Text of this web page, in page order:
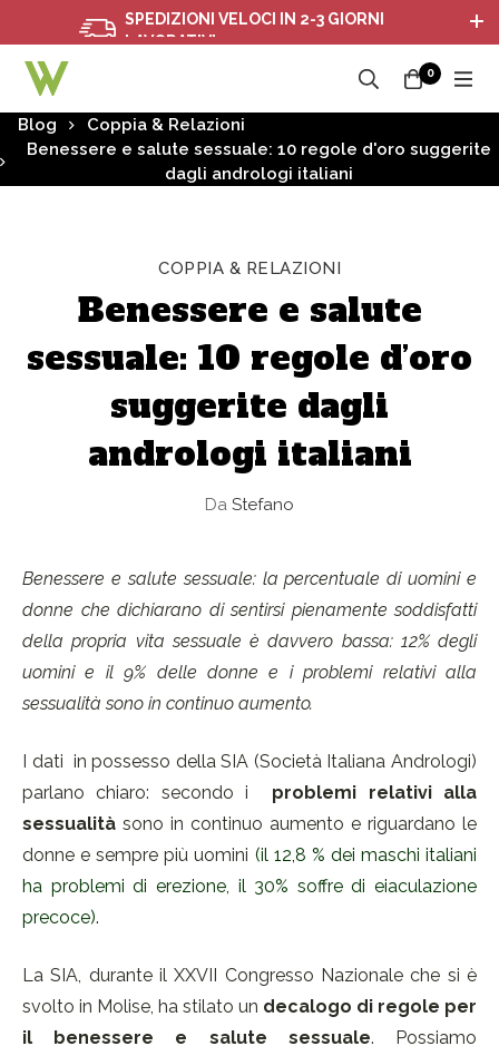
SPEDIZIONI VELOCI IN 2-3 GIORNI
LAVORATIVI
0
Blog
Coppia & Relazioni
Benessere e salute sessuale: 10 regole d'oro suggerite
dagli andrologi italiani
COPPIA & RELAZIONI
Benessere e salute
sessuale: 10 regole d’oro
suggerite dagli
andrologi italiani
Da Stefano
Benessere e salute sessuale: la percentuale di uomini e
donne che dichiarano di sentirsi pienamente soddisfatti
della propria vita sessuale è davvero bassa: 12% degli
uomini e il 9% delle donne e i problemi relativi alla
sessualità sono in continuo aumento.
I dati in possesso della SIA (Società Italiana Andrologi)
parlano chiaro: secondo i problemi relativi alla
sessualità sono in continuo aumento e riguardano le
donne e sempre più uomini (il 12,8 % dei maschi italiani
ha problemi di erezione, il 30% soffre di eiaculazione
precoce).
La SIA, durante il XXVII Congresso Nazionale che si è
svolto in Molise, ha stilato un decalogo di regole per
il benessere e salute sessuale. Possiamo